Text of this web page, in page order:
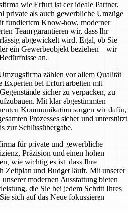
wie Erfurt ist der ideale Partner,
private als auch gewerbliche Umzüge
fundiertem Know-how, moderner
Team garantieren wir, dass Ihr
abgewickelt wird. Egal, ob Sie
ein Gewerbeobjekt beziehen – wir
an.
zählen vor allem Qualität
Experten bei Erfurt arbeiten mit
sicher zu verpacken, zu
Mit klar abgestimmten
Kommunikation sorgen wir dafür,
Prozesses sicher und unterstützt
zur Schlüssübergabe.
für private und gewerbliche
Präzision und einen hohen
wie wichtig es ist, dass Ihre
Zeitplan und Budget läuft. Mit unserer
modernen Ausstattung bieten
die Sie bei jedem Schritt Ihres
sich auf das Neue fokussieren